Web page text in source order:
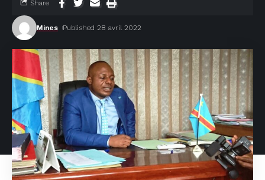
Mines Published 28 avril 2022
Share